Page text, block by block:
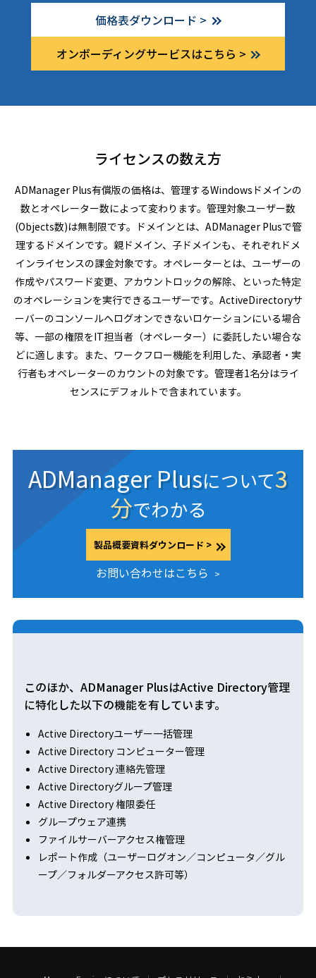
価格表ダウンロード >
オンボーディングサービスはこちら >
ライセンスの数え方
ADManager Plus有償版の価格は、管理するWindowsドメインの
数とオペレーター数によって変わります。管理対象ユーザー数
(Objects数)は無制限です。ドメインとは、ADManager Plusで管
理するドメインです。親ドメイン、子ドメインも、それぞれドメ
インライセンスの課金対象です。オペレーターとは、ユーザーの
作成やパスワード変更、アカウントロックの解除、といった特定
のオペレーションを実行できるユーザーです。ActiveDirectoryサ
ーバーのコンソールへログオンできないロケーションにいる場合
等、一部の権限をIT担当者（オペレーター）に委託したい場合な
どに適します。また、ワークフロー機能を利用した、承認者・実
行者もオペレーターのカウントの対象です。管理者1名分はライ
センスにデフォルトで含まれています。
ADManager Plusについて3
分でわかる
製品概要資料ダウンロード >
お問い合わせはこちら >
このほか、ADManager PlusはActive Directory管理
に特化した以下の機能を有しています。
Active Directoryユーザー一括管理
Active Directory コンピューター管理
Active Directory 連絡先管理
Active Directoryグループ管理
Active Directory 権限委任
グループウェア連携
ファイルサーバーアクセス権管理
レポート作成（ユーザーログオン／コンピュータ／グル
ープ／フォルダーアクセス許可等）